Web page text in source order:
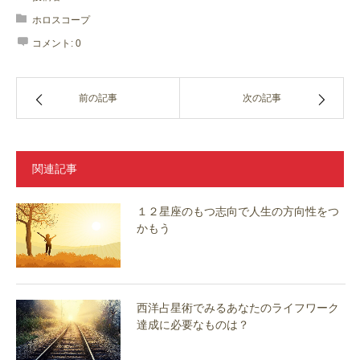
ホロスコープ
コメント: 0
前の記事 次の記事
関連記事
１２星座のもつ志向で人生の方向性をつ
かもう
西洋占星術でみるあなたのライフワーク
達成に必要なものは？